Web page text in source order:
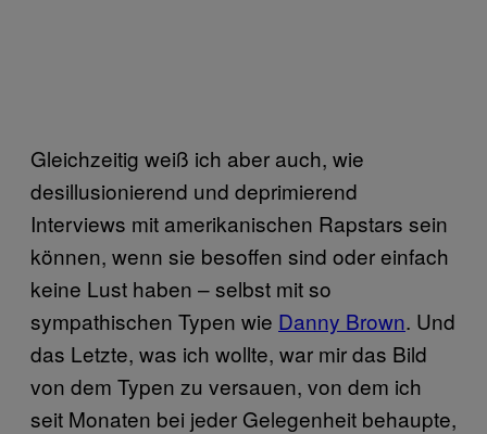
Gleichzeitig weiß ich aber auch, wie
desillusionierend und deprimierend
Interviews mit amerikanischen Rapstars sein
können, wenn sie besoffen sind oder einfach
keine Lust haben – selbst mit so
sympathischen Typen wie Danny Brown. Und
das Letzte, was ich wollte, war mir das Bild
von dem Typen zu versauen, von dem ich
seit Monaten bei jeder Gelegenheit behaupte,